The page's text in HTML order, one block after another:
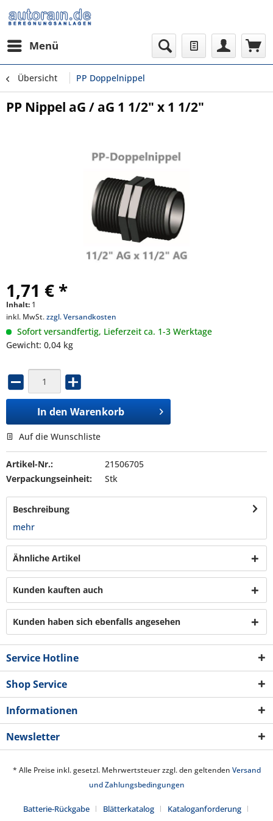
Menü
Übersicht PP Doppelnippel
PP Nippel aG / aG 1 1/2" x 1 1/2"
1,71 € *
Inhalt: 1
inkl. MwSt.zzgl. Versandkosten
Sofort versandfertig, Lieferzeit ca. 1-3 Werktage
Gewicht: 0,04 kg
In den Warenkorb
Auf die Wunschliste
Artikel-Nr.:
21506705
Verpackungseinheit:
Stk
Beschreibung
mehr
Ähnliche Artikel
Kunden kauften auch
Kunden haben sich ebenfalls angesehen
Service Hotline
Shop Service
Informationen
Newsletter
* Alle Preise inkl. gesetzl. Mehrwertsteuer zzgl. den geltenden Versand
und Zahlungsbedingungen
Batterie-Rückgabe Blätterkatalog Kataloganforderung